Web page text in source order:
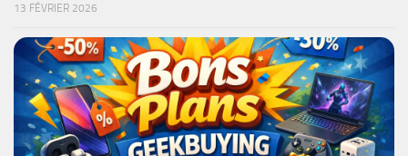
13 FÉVRIER 2026